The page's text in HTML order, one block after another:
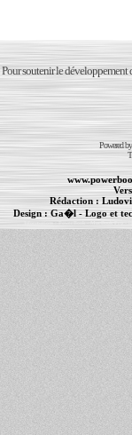
Pour soutenir le développement
Powered
Rédaction :
Design :Ga�l- Logo et
Informations :